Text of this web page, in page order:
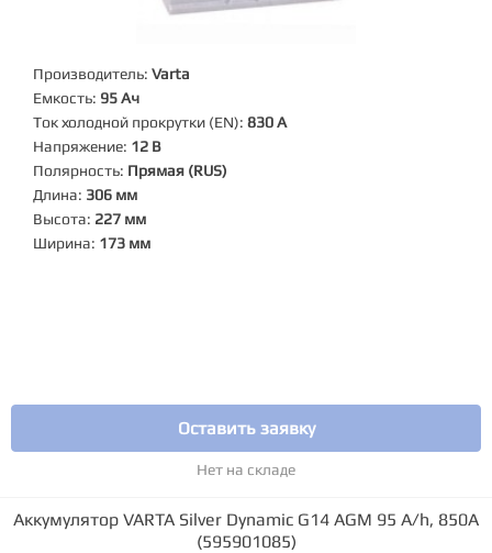
Производитель: Varta
Емкость: 95 Ач
Ток холодной прокрутки (EN): 830 А
Напряжение: 12 В
Полярность: Прямая (RUS)
Длина: 306 мм
Высота: 227 мм
Ширина: 173 мм
Оставить заявку
Нет на складе
Аккумулятор VARTA Silver Dynamic G14 AGM 95 А/h, 850А
(595901085)